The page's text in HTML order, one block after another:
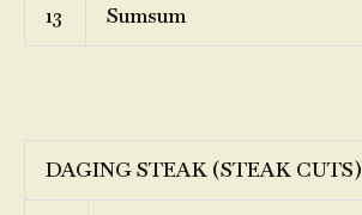
13 Sumsum
DAGING STEAK (STEAK CUTS)